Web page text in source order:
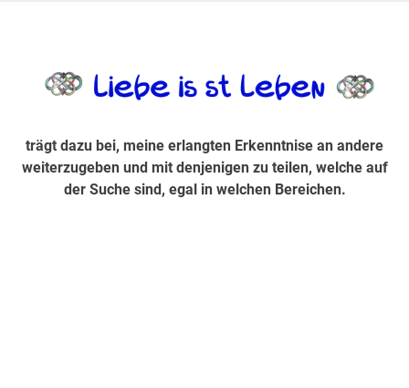
Suche sind, egal in welchen Bereichen.
trägt dazu bei, meine erlangten Erkenntnise an andere
weiterzugeben und mit denjenigen zu teilen, welche auf
der Suche sind, egal in welchen Bereichen.